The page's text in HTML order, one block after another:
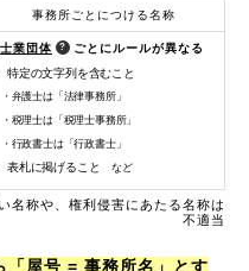
事務所ごとにつける名称
士業団体
ごとにルールが異なる
特定の文字列を含むこと
弁護士は「法律事務所」
税理士は「税理士事務所」
行政書士は「行政書士」
表札に掲げることなど
名称や、権利侵害にあたる名称は
不適当
「屋号 = 事務所名」とす